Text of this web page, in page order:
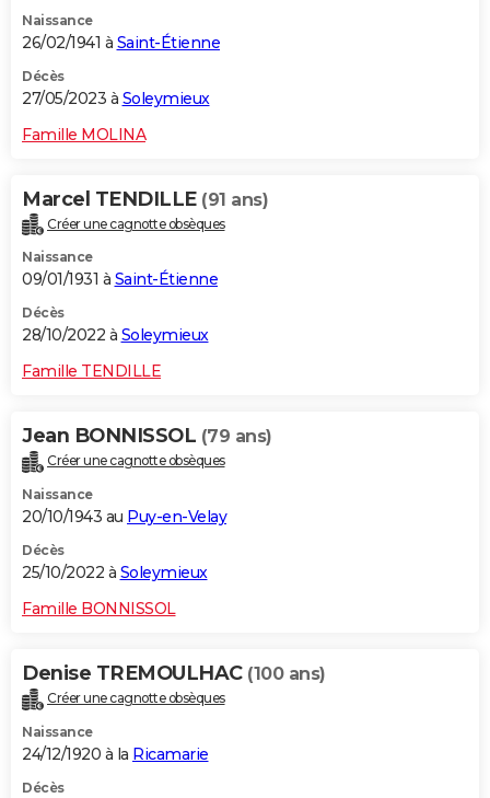
Naissance
26/02/1941 à Saint-Étienne
Décès
27/05/2023 à Soleymieux
Famille MOLINA
Marcel TENDILLE (91 ans)
Créer une cagnotte obsèques
Naissance
09/01/1931 à Saint-Étienne
Décès
28/10/2022 à Soleymieux
Famille TENDILLE
Jean BONNISSOL (79 ans)
Créer une cagnotte obsèques
Naissance
20/10/1943 au Puy-en-Velay
Décès
25/10/2022 à Soleymieux
Famille BONNISSOL
Denise TREMOULHAC (100 ans)
Créer une cagnotte obsèques
Naissance
24/12/1920 à la Ricamarie
Décès